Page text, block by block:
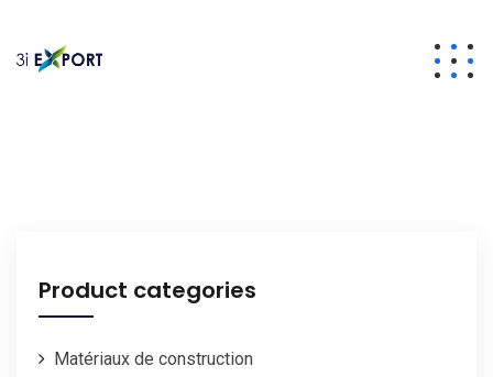
Product categories
Matériaux de construction